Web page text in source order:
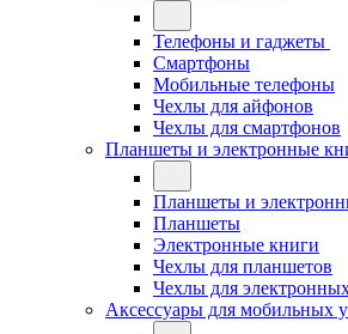
Телефоны и гаджеты
Смартфоны
Мобильные телефоны
Чехлы для айфонов
Чехлы для смартфонов
Планшеты и электронные
Планшеты и
Планшеты
Электронные книги
Чехлы для планшетов
Чехлы для
Аксессуары для мобильных